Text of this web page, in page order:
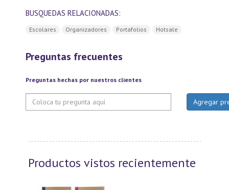
BUSQUEDAS RELACIONADAS:
Escolares Organizadores Portafolios Hotsale
Preguntas frecuentes
Preguntas hechas por nuestros clientes
Productos vistos recientemente